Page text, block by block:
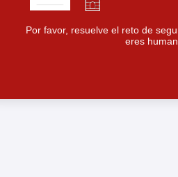
Por favor, resuelve el reto de
eres